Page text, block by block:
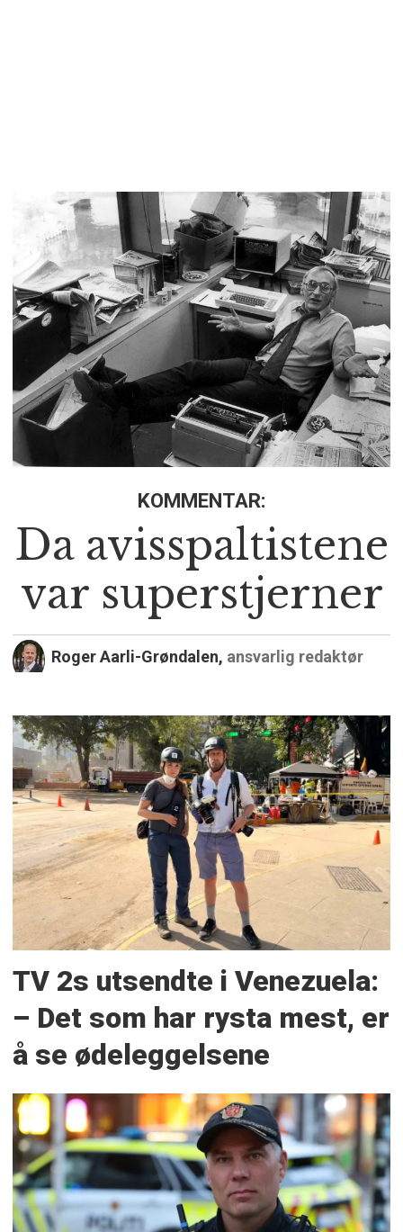
KOMMENTAR:
Da avisspaltistene
var superstjerner
Roger Aarli-Grøndalen, ansvarlig redaktør
TV 2s utsendte i Venezuela:
– Det som har rysta mest, er
å se ødeleggelsene